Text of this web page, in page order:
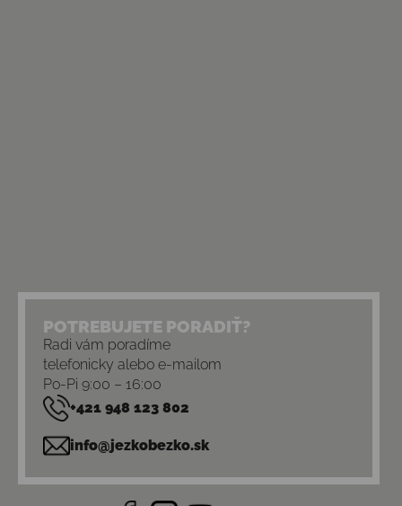
POTREBUJETE PORADIŤ?
Radi vám poradíme
telefonicky alebo e-mailom
Po-Pi 9:00 – 16:00
+421 948 123 802
info@jezkobezko.sk